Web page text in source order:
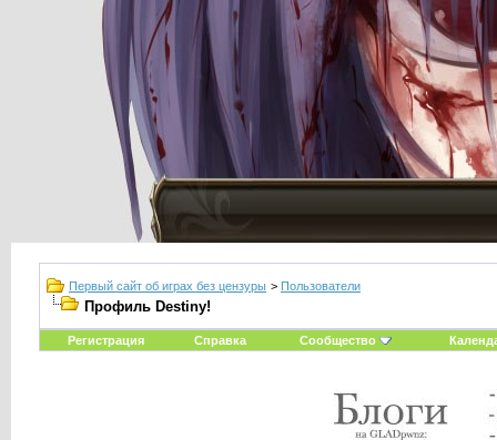
Первый сайт об играх без цензуры > Пользователи
Профиль Destiny!
Регистрация Справка Сообщество